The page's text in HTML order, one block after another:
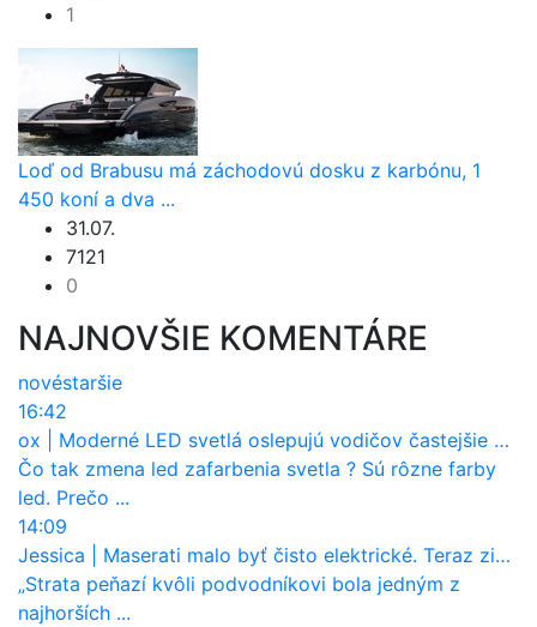
1
Loď od Brabusu má záchodovú dosku z karbónu, 1
450 koní a dva ...
31.07.
7121
0
NAJNOVŠIE KOMENTÁRE
novéstaršie
16:42
ox
Moderné LED svetlá oslepujú vodičov častejšie než staré halogény
Čo tak zmena led zafarbenia svetla ? Sú rôzne farby
led. Prečo ...
14:09
Jessica
Maserati malo byť čisto elektrické. Teraz zisťuje, že potrebuje nový osemvalcový motor
„Strata peňazí kvôli podvodníkovi bola jedným z
najhorších ...